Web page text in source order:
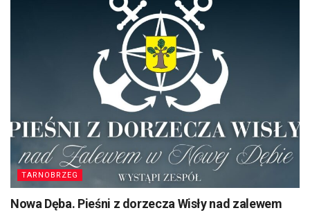
TARNOBRZEG
Nowa Dęba. Pieśni z dorzecza Wisły nad zalewem